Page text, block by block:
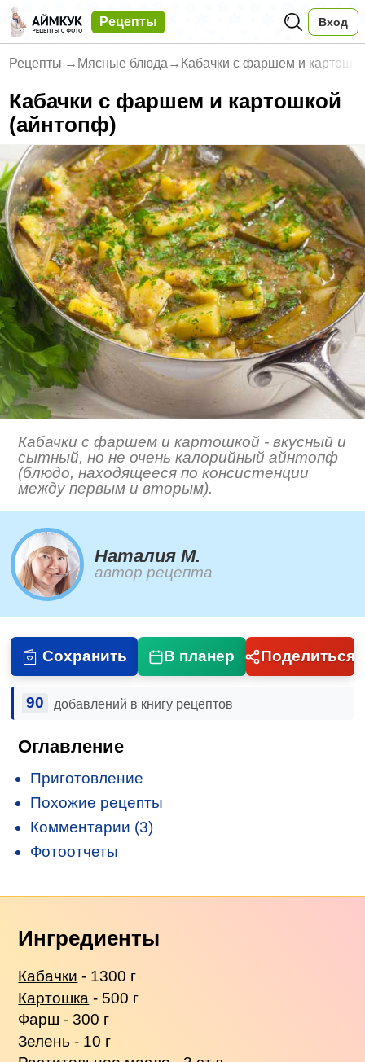
Рецепты Вход
Рецепты → Мясные блюда → Кабачки с фаршем и
Кабачки с фаршем и картошкой
(айнтопф)
Кабачки с фаршем и картошкой - вкусный и
сытный, но не очень калорийный айнтопф
(блюдо, находящееся по консистенции
между первым и вторым).
Наталия М.
автор рецепта
Сохранить В планер Поделиться
90 добавлений в книгу рецептов
Оглавление
Приготовление
Похожие рецепты
Комментарии (3)
Фотоотчеты
Ингредиенты
Кабачки - 1300 г
Картошка - 500 г
Фарш - 300 г
Зелень - 10 г